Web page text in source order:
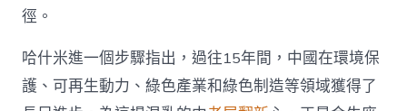
徑。
哈什米進一個步驟指出，過往15年間，中國在環境保
護、可再生動力、綠色產業和綠色制造等領域獲得了